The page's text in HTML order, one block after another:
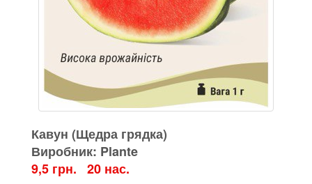
Кавун (Щедра грядка)
Виробник: Plante
9,5 грн. 20 нас.